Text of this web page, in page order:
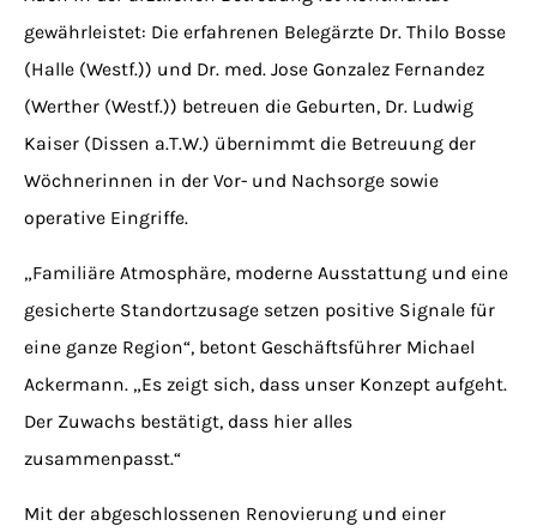
gewährleistet: Die erfahrenen Belegärzte Dr. Thilo Bosse
(Halle (Westf.)) und Dr. med. Jose Gonzalez Fernandez
(Werther (Westf.)) betreuen die Geburten, Dr. Ludwig
Kaiser (Dissen a.T.W.) übernimmt die Betreuung der
Wöchnerinnen in der Vor- und Nachsorge sowie
operative Eingriffe.
„Familiäre Atmosphäre, moderne Ausstattung und eine
gesicherte Standortzusage setzen positive Signale für
eine ganze Region“, betont Geschäftsführer Michael
Ackermann. „Es zeigt sich, dass unser Konzept aufgeht.
Der Zuwachs bestätigt, dass hier alles
zusammenpasst.“
Mit der abgeschlossenen Renovierung und einer